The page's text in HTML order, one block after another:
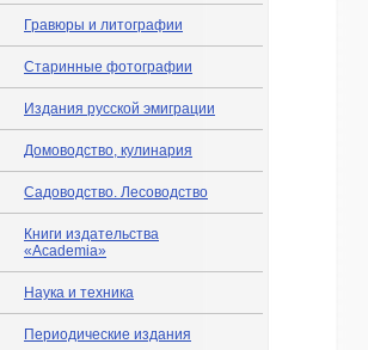
Гравюры и литографии
Старинные фотографии
Издания русской эмиграции
Домоводство, кулинария
Садоводство. Лесоводство
Книги издательства
«Academia»
Наука и техника
Периодические издания